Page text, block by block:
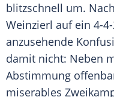
blitzschnell um.
Weinzierl auf ein 4-
anzusehende
damit nicht: Neben
Abstimmung
miserables